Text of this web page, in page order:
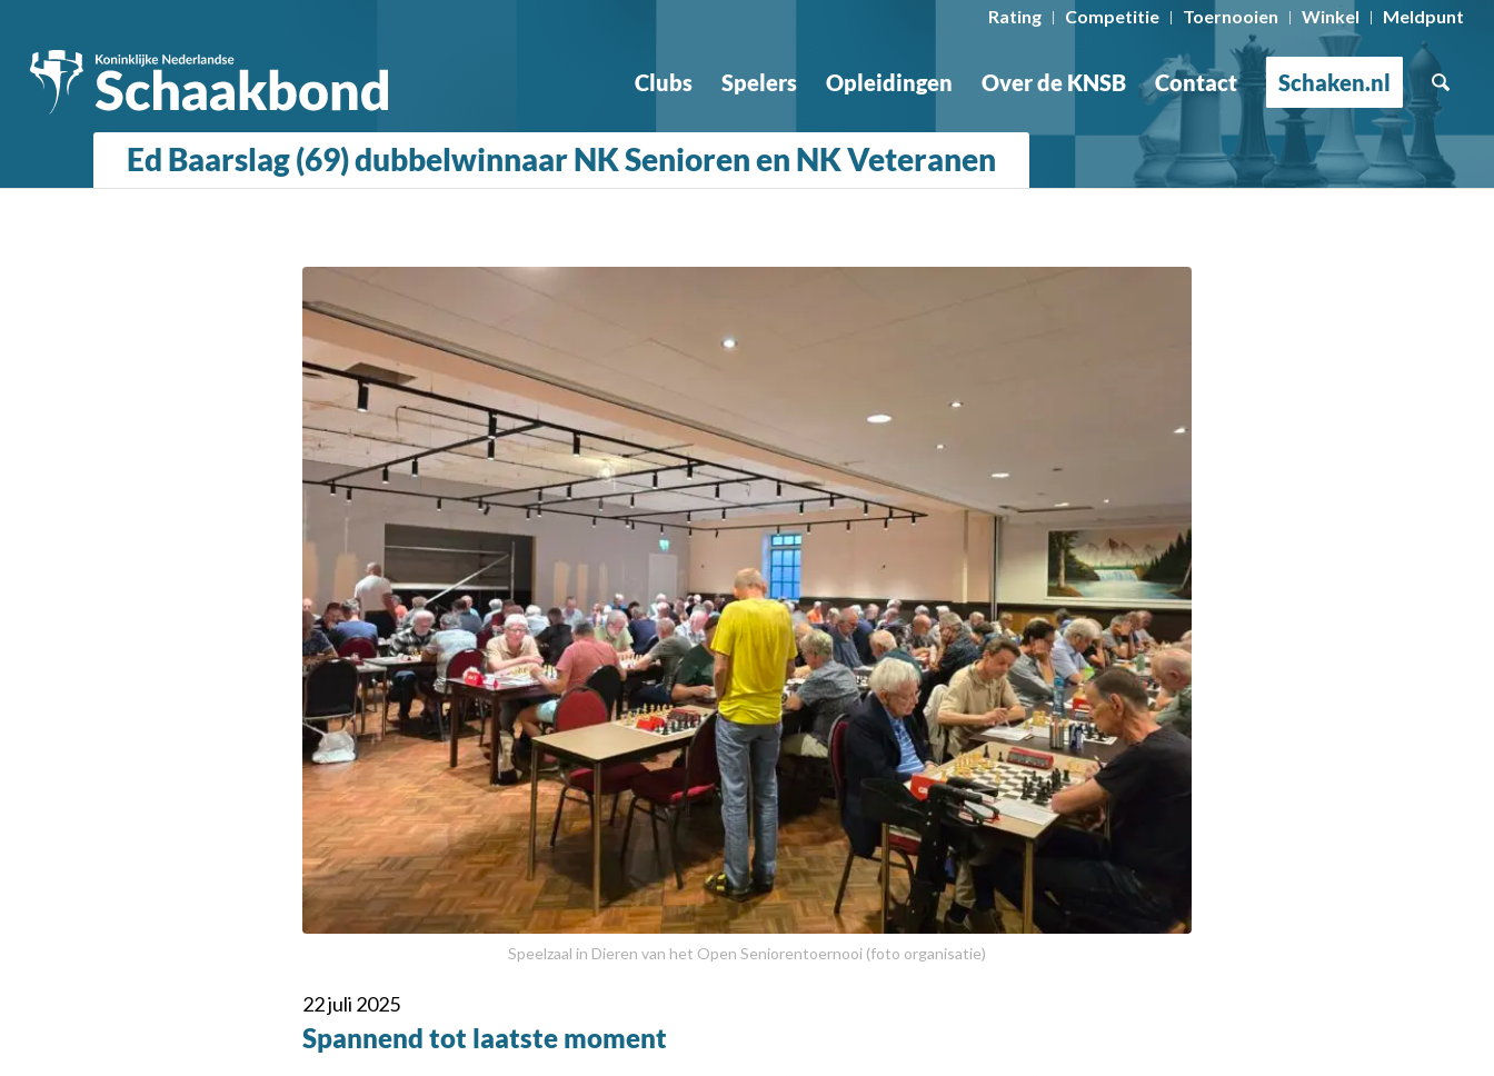
Rating Competitie Toernooien Winkel Meldpunt
Clubs Spelers Opleidingen Over de KNSB Contact Schaken.nl
Ed Baarslag (69) dubbelwinnaar NK Senioren en NK Veteranen
Speelzaal in Dieren van het Open Seniorentoernooi (foto organisatie)
22 juli 2025
Spannend tot laatste moment